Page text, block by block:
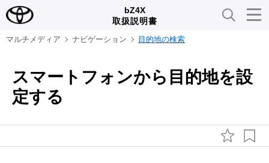
bZ4X
取扱説明書
マルチメディア ナビゲーション 目的地の検索
スマートフォンから目的地を設
定する